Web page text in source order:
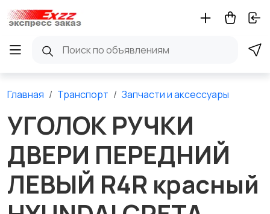
Главная Транспорт Запчасти и аксессуары
УГОЛОК РУЧКИ
ДВЕРИ ПЕРЕДНИЙ
ЛЕВЫЙ R4R красный